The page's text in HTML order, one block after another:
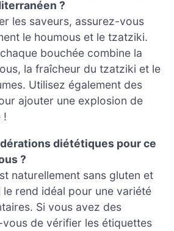
?
les saveurs, assurez-vous
le houmous et le tzatziki.
bouchée combine la
la fraîcheur du tzatziki et le
Utilisez également des
ajouter une explosion de
!
diététiques pour ce
?
naturellement sans gluten et
rend idéal pour une variété
Si vous avez des
de vérifier les étiquettes